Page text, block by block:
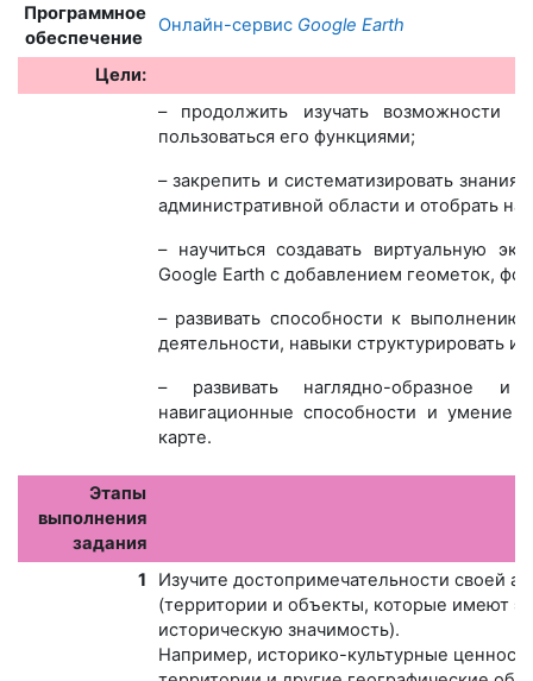
Программное
обеспечение
Онлайн-сервис Google Earth
Цели:
– продолжить изучатьвозможности
пользоваться его функциями;
– закрепить и систематизировать знания
административной области и отобрать
– научиться создавать виртуальную
Google Earth с добавлением геометок,
– развивать способности к выполнению
деятельности, навыки структурировать
– развивать наглядно-образное и
навигационные способности и умение
карте.
Этапы
выполнения
задания
1
Изучите достопримечательности своей
(территории и объекты, которые имеют
историческую значимость).
Например, историко-культурные